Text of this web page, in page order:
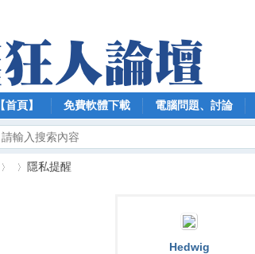
【首頁】 免費軟體下載 電腦問題、討論
隱私提醒
Hedwig